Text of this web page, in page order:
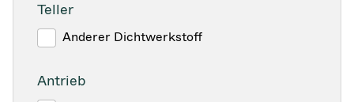
Teller
Anderer Dichtwerkstoff
Antrieb